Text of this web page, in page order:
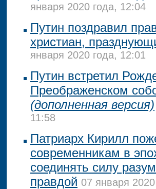
января 2020 года, 12:04
Путин поздравил
христиан,
января 2020 года, 12:01
Путин встретил
Преображенском
(дополненная версия)
11:58
Патриарх Кирилл
современникам в
соединять силу
правдой 07 января